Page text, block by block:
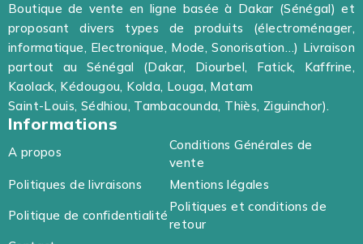
Boutique de vente en ligne basée à Dakar (Sénégal) et
proposant divers types de produits (électroménager,
informatique, Electronique, Mode, Sonorisation…) Livraison
partout au Sénégal (Dakar, Diourbel, Fatick, Kaffrine,
Kaolack, Kédougou, Kolda, Louga, Matam
Saint-Louis, Sédhiou, Tambacounda, Thiès, Ziguinchor).
Informations
A propos
Conditions Générales de
vente
Politiques de livraisons
Mentions légales
Politique de confidentialité
Politiques et conditions de
retour